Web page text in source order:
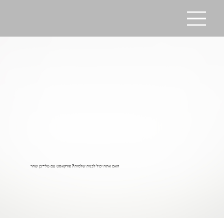
האם אתה יכול לבנות שלמות? פודקאסט עם טל-בן שחר